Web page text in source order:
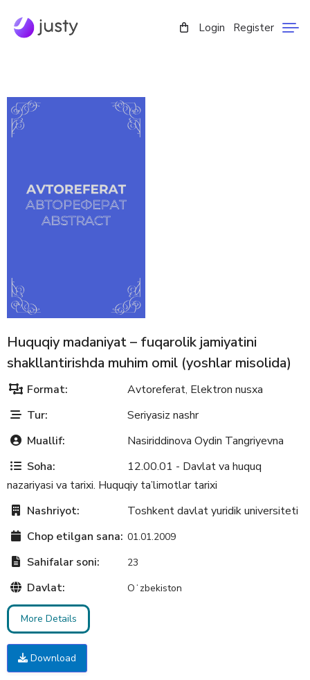
Login Register
Huquqiy madaniyat – fuqarolik jamiyatini
shakllantirishda muhim omil (yoshlar misolida)
Format: Avtoreferat, Elektron nusxa
Tur:
Seriyasiz nashr
Muallif:
Nasiriddinova Oydin Tangriyevna
Soha:
12.00.01 - Davlat va huquq
nazariyasi va tarixi. Huquqiy ta’limotlar tarixi
Nashriyot:
Toshkent davlat yuridik universiteti
Chop etilgan sana: 01.01.2009
Sahifalar soni: 23
Davlat: Oʻzbekiston
More Details
Download